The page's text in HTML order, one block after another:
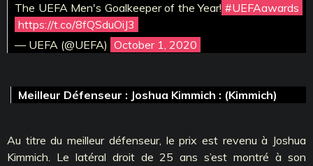
The UEFA Men's Goalkeeper of the Year! #UEFAawards
https://t.co/8fQSduOiJ3
— UEFA (@UEFA) October 1, 2020
Meilleur Défenseur : Joshua Kimmich : (Kimmich)
Au titre du meilleur défenseur, le prix est revenu à Joshua
Kimmich. Le latéral droit de 25 ans s’est montré à son